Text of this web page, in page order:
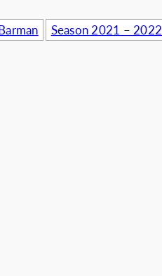
Season 2021 – 2022